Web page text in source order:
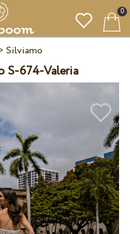
0
Silviamo
S-674-Valeria